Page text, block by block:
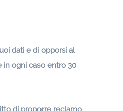
dati e di opporsi al
in ogni caso entro 30